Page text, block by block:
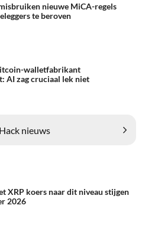
nieuwe MiCA-regels
te beroven
walletfabrikant
AI zag cruciaal lek niet
nieuws
XRP koers naar dit niveau stijgen
2026